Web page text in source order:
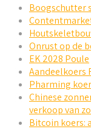
Boogschutter
Onrust op de
EK 2028 Poule
Aandeelkoers
Pharming
Chinese
verkoop van
Bitcoin koers: